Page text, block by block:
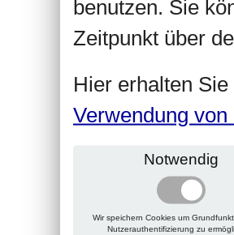
benutzen. Sie
Zeitpunkt über
Hier erhalten
Verwendung von
Notwendig
Wir speichern Cookies um
Nutzerauthentifizierung zu